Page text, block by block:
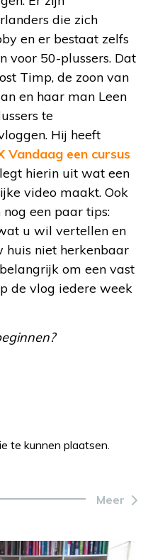
die zich
en er bestaat zelfs
voor 50-plussers. Dat
Timp, de zoon van
en haar man Leen
te
Hij heeft
Vandaag een cursus
hierin uit wat een
video maakt. Ook
een paar tips:
u wil vertellen en
niet herkenbaar
om een vast
de vlog iedere week
te kunnen plaatsen.
Meer